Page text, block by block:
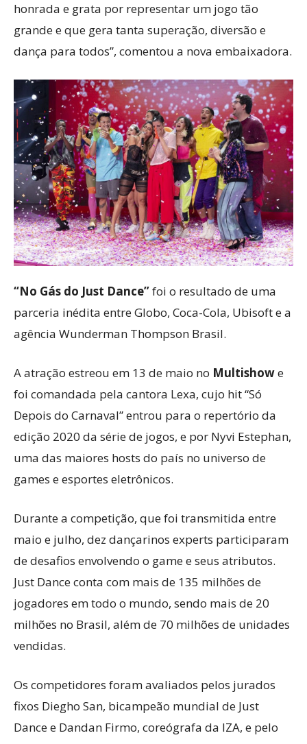
honrada e grata por representar um jogo tão
grande e que gera tanta superação, diversão e
dança para todos”, comentou a nova embaixadora.
“No Gás do Just Dance”foi o resultado de uma
parceria inédita entre Globo, Coca-Cola, Ubisoft e a
agência Wunderman Thompson Brasil.
A atração estreou em 13 de maio no Multishowe
foi comandada pela cantora Lexa, cujo hit “Só
Depois do Carnaval” entrou para o repertório da
edição 2020 da série de jogos, e por Nyvi Estephan,
uma das maiores hosts do país no universo de
games e esportes eletrônicos.
Durante a competição, que foi transmitida entre
maio e julho, dez dançarinos experts participaram
de desafios envolvendo o game e seus atributos.
Just Dance conta com mais de 135 milhões de
jogadores em todo o mundo, sendo mais de 20
milhões no Brasil, além de 70 milhões de unidades
vendidas.
Os competidores foram avaliados pelos jurados
fixos Diegho San, bicampeão mundial de Just
Dance e Dandan Firmo, coreógrafa da IZA, e pelo